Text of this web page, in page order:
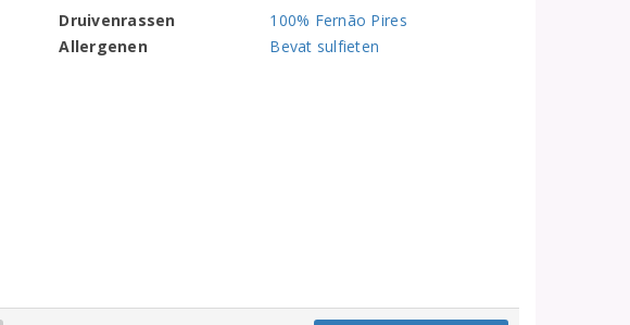
Druivenrassen
100% Fernão Pires
Allergenen
Bevat sulfieten